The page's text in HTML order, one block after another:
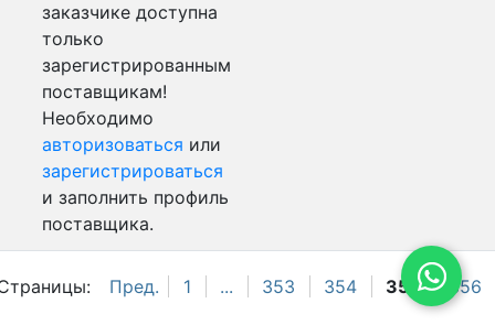
Пред. 1 ... 353 354 355 356
заказчике доступна
только
зарегистрированным
поставщикам!
Необходимо
авторизоваться или
зарегистрироваться
и заполнить профиль
поставщика.